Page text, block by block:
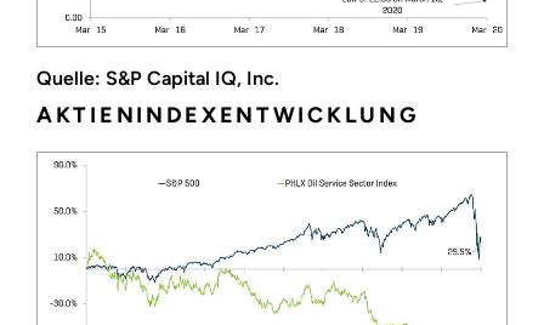
Quelle: S&P Capital IQ, Inc.
AKTIENINDEXENTWICKLUNG